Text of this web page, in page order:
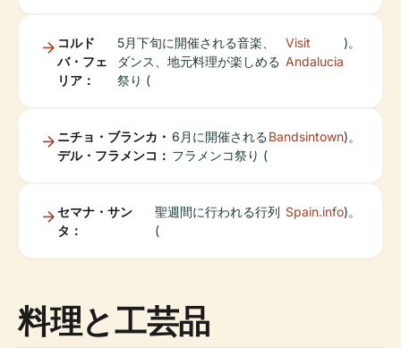
コルド
バ・フェ
リア：
5月下旬に開催される音楽、
ダンス、地元料理が楽しめる
祭り (
Visit
Andalucia
)。
ニチョ・ブランカ・
デル・フラメンコ：
6月に開催される
フラメンコ祭り (
Bandsintown)。
セマナ・サン
タ：
聖週間に行われる行列
(
Spain.info)。
料理と工芸品